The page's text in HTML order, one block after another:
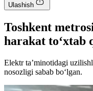
Ulashish
Toshkent
harakat to‘xtab
Elektr ta’minotidagi
nosozligi sabab bo‘lgan.